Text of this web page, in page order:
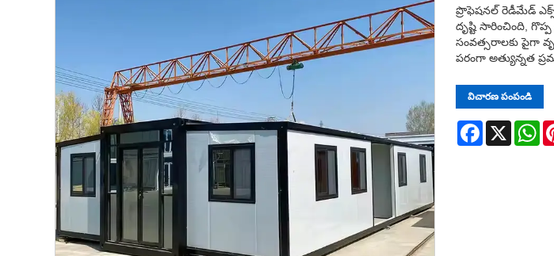
ప్రొఫెషనల్ రెడీమేడ్
దృష్టి సారించింది,
సంవత్సరాలకు పైగా
పరంగా అత్యున్నత
విచారణ పంపండి
Facebook
X